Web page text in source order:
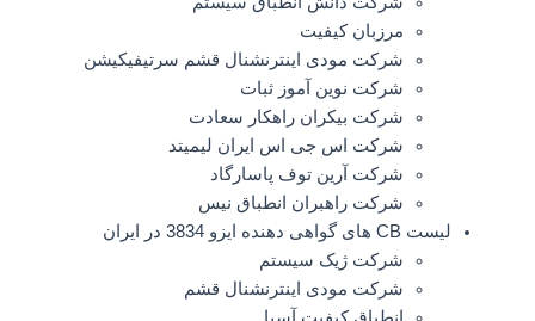
مرزبان کیفیت
شرکت مودی اینترنشنال قشم سرتیفیکیشن
شرکت نوین آموز ثبات
شرکت بیکران راهکار سعادت
شرکت اس جی اس ایران لیمیتد
شرکت آرین توف پاسارگاد
شرکت راهبران انطباق نیس
لیست CB های گواهی دهنده ایزو 3834 در ایران
شرکت ژیک سیستم
شرکت مودی اینترنشنال قشم